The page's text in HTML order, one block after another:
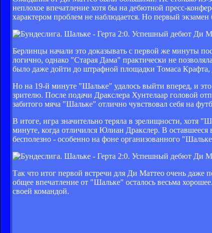
неплохое впечатление хотя бы на дебютной пресс-
характером проблем не наблюдается. Но первый
Берлинцы начали это доказывать с первой же минуты
логично, однако "Старая Дама" практически не
было даже дойти до штрафной площадки Томаса
Но на 19-й минуте "Шальке" удалось выйти вперед, и
зрителю. После подачи Дракслера Хунтелаар головой
забитого мяча "Шальке" отлично чувствовал себя на
В итоге, игра значительно теряла в зрелищности, хотя
минуте, когда отличился Юлиан Дракслер. В
бесполезно - особенно на фоне организованного
Так что итог первой встречи для Ди Маттео очень
общее впечатление от "Шальке" осталось весьма
своей командой.